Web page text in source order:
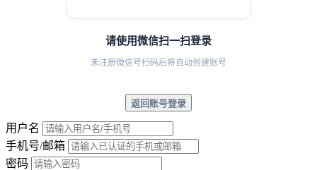
请使用微信扫一扫登录
未注册微信号扫码后将自动创建账号
返回账号登录
用户名
手机号/邮箱
密码